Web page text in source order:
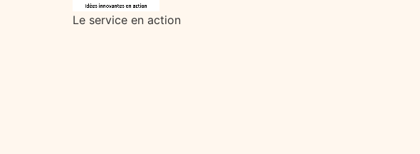
Le service en action